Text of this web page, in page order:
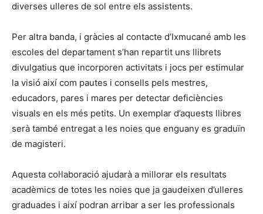
diverses ulleres de sol entre els assistents.
Per altra banda, i gràcies al contacte d’Ixmucané amb les
escoles del departament s’han repartit uns llibrets
divulgatius que incorporen activitats i jocs per estimular
la visió així com pautes i consells pels mestres,
educadors, pares i mares per detectar deficiències
visuals en els més petits. Un exemplar d’aquests llibres
serà també entregat a les noies que enguany es graduïn
de magisteri.
Aquesta col·laboració ajudarà a millorar els resultats
acadèmics de totes les noies que ja gaudeixen d’ulleres
graduades i així podran arribar a ser les professionals